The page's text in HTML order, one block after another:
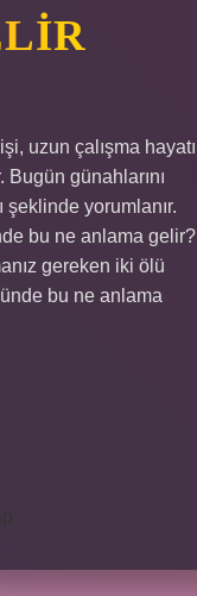
uzun çalışma hayatı
günahlarını
yorumlanır.
bu ne anlama gelir?
gereken iki ölü
bu ne anlama